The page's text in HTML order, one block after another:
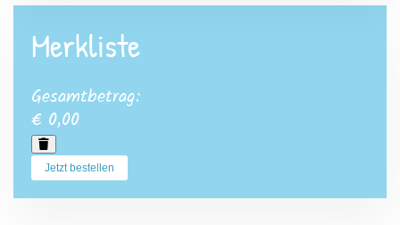
Merkliste
Gesamtbetrag:
€ 0,00
Jetzt bestellen